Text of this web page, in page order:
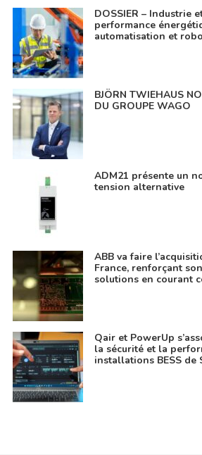
DOSSIER – Industrie
performance
automatisation et
BJÖRN TWIEHAUS
DU GROUPE WAGO
ADM21 présente un
tension alternative
ABB va faire
France, renforçant
solutions en courant
Qair et PowerUp
la sécurité et la
installations BESS de